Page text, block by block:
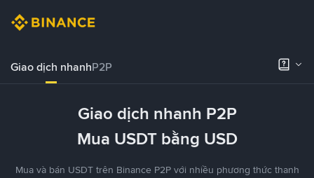
Giao dịch nhanhP2P
Giao dịch nhanh P2P
Mua USDT bằng USD
Mua và bán USDT trên Binance P2P với nhiều phương thức thanh